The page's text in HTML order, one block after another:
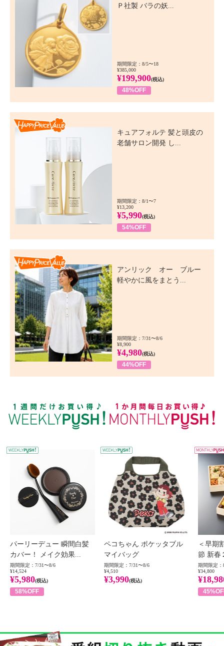
Ｐ社製 バラの妖...
期間限定：8/5〜18
¥385,000
¥199,900(税込)
48%OFF
キュアフォルテ 髪と頭皮の
老舗サロン開発 し...
期間限定：8/1〜7
¥13,200
¥5,990(税込)
54%OFF
アンリック オー ブルー
軽やかに風をまとう...
期間限定：7/31〜8/6
¥8,900
¥4,980(税込)
44%OFF
WEEKLY PUSH
パーリーデュー 瞬間白髪
カバー！ メイク効果...
期間限定：7/31〜8/6
¥14,524
¥5,980(税込)
58%OFF
ペコちゃん ポケッタブル
マイバッグ
期間限定：7/31〜8/6
¥4,510
¥3,990(税込)
＜早期
節 新春
期間限定：
¥34,800